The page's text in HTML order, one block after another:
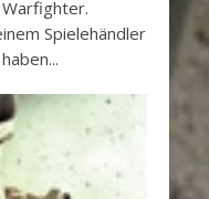
Spielehändler